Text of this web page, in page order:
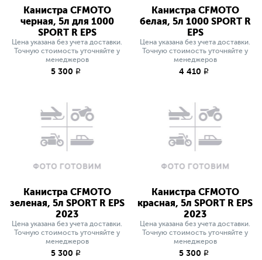
Канистра CFMOTO
черная, 5л для 1000
SPORT R EPS
Цена указана без учета доставки.
Точную стоимость уточняйте у
менеджеров
5 300 q
Канистра CFMOTO
белая, 5л 1000 SPORT R
EPS
Цена указана без учета доставки.
Точную стоимость уточняйте у
менеджеров
4 410 q
Канистра CFMOTO
зеленая, 5л SPORT R EPS
2023
Цена указана без учета доставки.
Точную стоимость уточняйте у
менеджеров
5 300 q
Канистра CFMOTO
красная, 5л SPORT R EPS
2023
Цена указана без учета доставки.
Точную стоимость уточняйте у
менеджеров
5 300 q